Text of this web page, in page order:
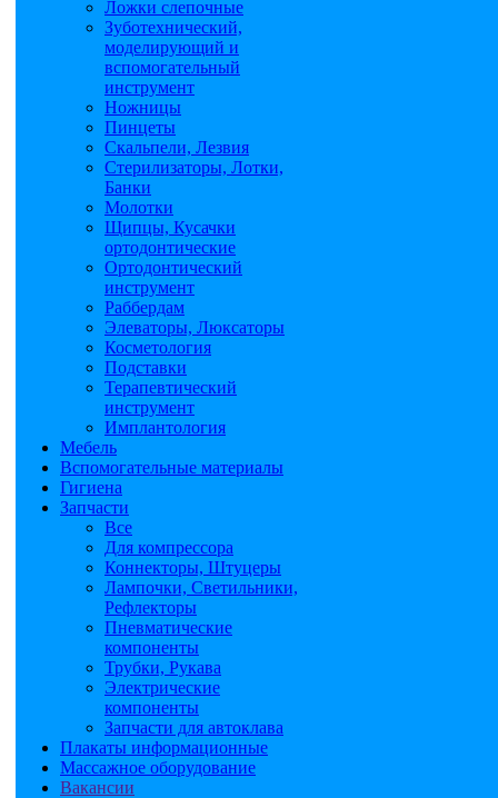
Ложки слепочные
Зуботехнический,
моделирующий и
вспомогательный
инструмент
Ножницы
Пинцеты
Скальпели, Лезвия
Стерилизаторы, Лотки,
Банки
Молотки
Щипцы, Кусачки
ортодонтические
Ортодонтический
инструмент
Раббердам
Элеваторы, Люксаторы
Косметология
Подставки
Терапевтический
инструмент
Имплантология
Мебель
Вспомогательные материалы
Гигиена
Запчасти
Все
Для компрессора
Коннекторы, Штуцеры
Лампочки, Светильники,
Рефлекторы
Пневматические
компоненты
Трубки, Рукава
Электрические
компоненты
Запчасти для автоклава
Плакаты информационные
Массажное оборудование
Вакансии